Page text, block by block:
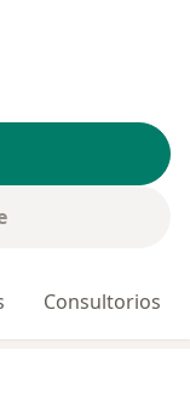
Consultorios